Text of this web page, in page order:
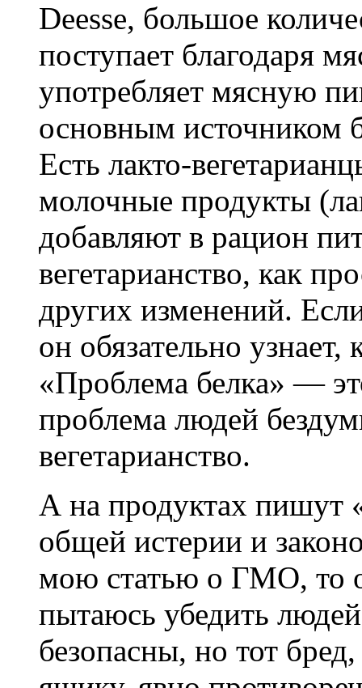
Deesse, большое
поступает благодаря
употребляет мясную
основным источником
Есть лакто-
молочные продукты
добавляют в рацион
вегетарианство, как
других изменений.
он обязательно
«Проблема белка» —
проблема людей
вегетарианство.
А на продуктах пишут
общей истерии и
мою статью о ГМО, то
пытаюсь убедить
безопасны, но тот